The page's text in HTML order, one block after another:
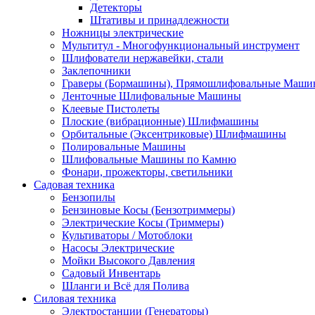
Детекторы
Штативы и принадлежности
Ножницы электрические
Мультитул - Многофункциональный инструмент
Шлифователи нержавейки, стали
Заклепочники
Граверы (Бормашины), Прямошлифовальные
Ленточные Шлифовальные Машины
Клеевые Пистолеты
Плоские (вибрационные) Шлифмашины
Орбитальные (Эксентриковые) Шлифмашины
Полировальные Машины
Шлифовальные Машины по Камню
Фонари, прожекторы, светильники
Садовая техника
Бензопилы
Бензиновые Косы (Бензотриммеры)
Электрические Косы (Триммеры)
Культиваторы / Мотоблоки
Насосы Электрические
Мойки Высокого Давления
Садовый Инвентарь
Шланги и Всё для Полива
Силовая техника
Электростанции (Генераторы)